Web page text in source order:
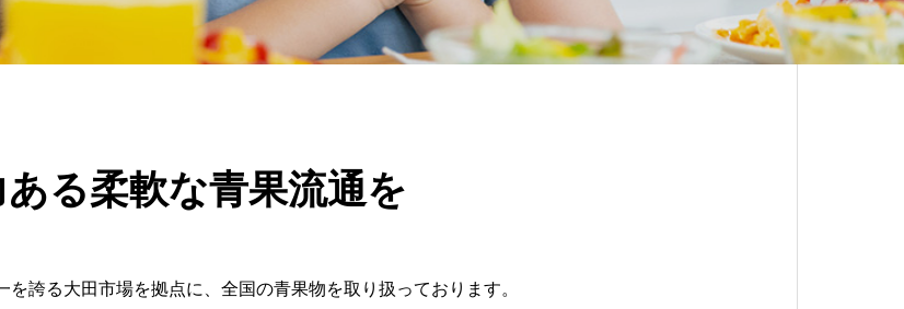
ある柔軟な青果流通を
を誇る大田市場を拠点に、全国の青果物を取り扱っております。